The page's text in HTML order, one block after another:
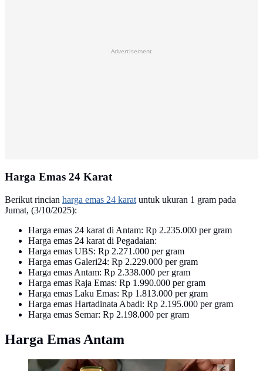
Advertisement
Harga Emas 24 Karat
Berikut rincian harga emas 24 karat untuk ukuran 1 gram pada
Jumat, (3/10/2025):
Harga emas 24 karat di Antam: Rp 2.235.000 per gram
Harga emas 24 karat di Pegadaian:
Harga emas UBS: Rp 2.271.000 per gram
Harga emas Galeri24: Rp 2.229.000 per gram
Harga emas Antam: Rp 2.338.000 per gram
Harga emas Raja Emas: Rp 1.990.000 per gram
Harga emas Laku Emas: Rp 1.813.000 per gram
Harga emas Hartadinata Abadi: Rp 2.195.000 per gram
Harga emas Semar: Rp 2.198.000 per gram
Harga Emas Antam
Petugas menunjukkan emas batangan di gerai Butik